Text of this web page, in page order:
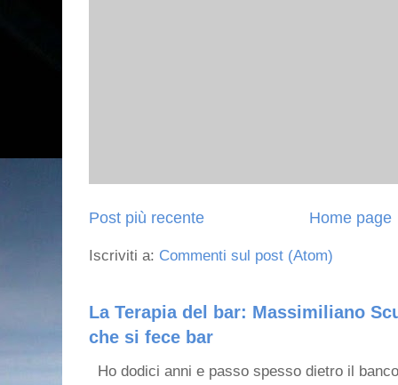
Post più recente Home page
Iscriviti a: Commenti sul post (Atom)
La Terapia del bar: Massimiliano
che si fece bar
Ho dodici anni e passo spesso dietro il